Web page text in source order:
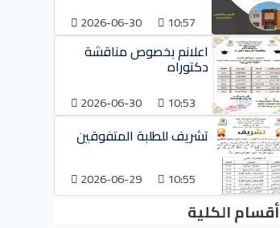
10:57
2026-06-30
اعلانم بخصوص مناقشة
دكتوراه
10:53
2026-06-30
تشريف للطلبة المتفوقين
10:55
2026-06-29
أقسام الكلية